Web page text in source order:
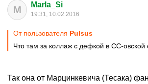
M Marla_Si
19:31, 10.02.2016
От пользователя Pulsus
Что там за коллаж с дефкой в СС-
Так она от Марцинкевича (Тесака)